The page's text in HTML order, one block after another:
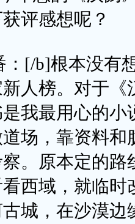
评感想呢？
b]根本没有想
人榜。对于
我最用心的
场，靠资料
。原本定的
西域，就临
城，在沙漠